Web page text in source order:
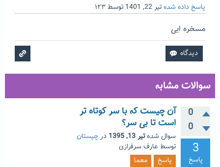
پاسخ داده شدهتیر 22, 1401 توسط ۱۲۳
مسخره ایی
سوالات مشابه
0
0
3
پاسخ
آن چیست که با سر کوتاه تر
است تا بی سر؟
سوال شدهتیر 13, 1395 درچیستان
توسط عارف سرفرازی
پاسخ
معما